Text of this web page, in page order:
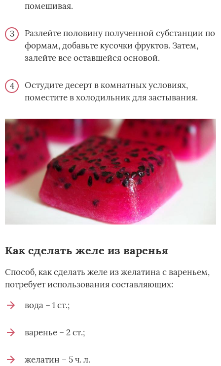
помешивая.
Разлейте половину полученной субстанции по
формам, добавьте кусочки фруктов. Затем,
залейте все оставшейся основой.
Остудите десерт в комнатных условиях,
поместите в холодильник для застывания.
Как сделать желе из варенья
Способ, как сделать желе из желатина с вареньем,
потребует использования составляющих:
вода – 1 ст.;
варенье – 2 ст.;
желатин – 5 ч. л.